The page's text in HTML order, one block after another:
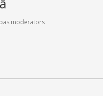
moderators